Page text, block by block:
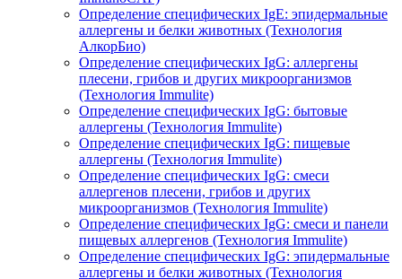
Определение специфических IgE: эпидермальные
аллергены и белки животных (Технология
АлкорБио)
Определение специфических IgG: аллергены
плесени, грибов и других микроорганизмов
(Технология Immulite)
Определение специфических IgG: бытовые
аллергены (Технология Immulite)
Определение специфических IgG: пищевые
аллергены (Технология Immulite)
Определение специфических IgG: смеси
аллергенов плесени, грибов и других
микроорганизмов (Технология Immulite)
Определение специфических IgG: смеси и панели
пищевых аллергенов (Технология Immulite)
Определение специфических IgG: эпидермальные
аллергены и белки животных (Технология